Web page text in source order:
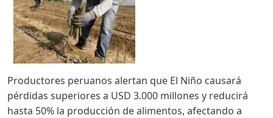
Productores peruanos alertan que El Niño causará
pérdidas superiores a USD 3.000 millones y reducirá
hasta 50% la producción de alimentos, afectando a